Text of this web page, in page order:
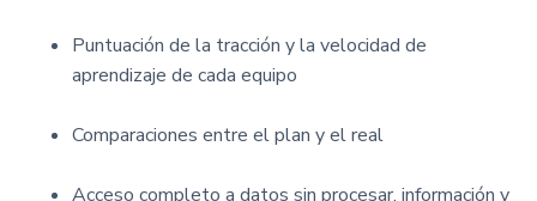
Puntuación de la tracción y la velocidad de
aprendizaje de cada equipo
Comparaciones entre el plan y el real
Acceso completo a datos sin procesar, información y